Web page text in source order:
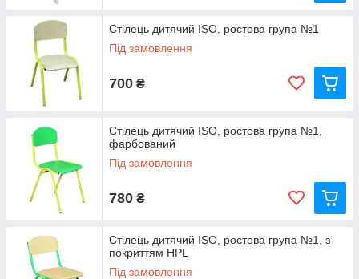
Стілець дитячий ISO, ростова група №1
Під замовлення
700 ₴
Стілець дитячий ISO, ростова група №1,
фарбований
Під замовлення
780 ₴
Стілець дитячий ISO, ростова група №1, з
покриттям HPL
Під замовлення